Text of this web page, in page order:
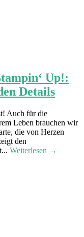
Up!:
Details
Auch für die
Leben brauchen wir
die von Herzen
den
Weiterlesen →